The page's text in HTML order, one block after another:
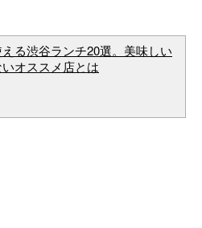
る渋谷ランチ20選。美味しい
オススメ店とは